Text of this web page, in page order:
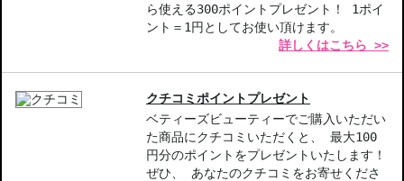
◇こちらの商品は、ヤマト運輸、佐川急便もしくは日本郵便で発送
をさせて頂きます。配送便のご指定はできません。
◇お届け日・お時間帯指定は承っておりません。
◇配送伝票の依頼主名、納品書に弊社以外の物流センター社名が記
載されることがあります。
◇上記注意書き記載がある商品の合計金額が16666円以上の場合、
別途手数料が発生する場合があります。予めご了承ください。
◇1件のご注文でも倉庫が異なる場合や配送用箱の関係で荷物を分割
して配送する場合がございます。予めご了承ください。また、明細
ら使える300ポイントプレゼント！ 1ポイ
ント＝1円としてお使い頂けます。
詳しくはこちら >>
クチコミポイントプレゼント
ベティーズビューティーでご購入いただい
た商品にクチコミいただくと、 最大100
円分のポイントをプレゼントいたします！
ぜひ、 あなたのクチコミをお寄せくださ